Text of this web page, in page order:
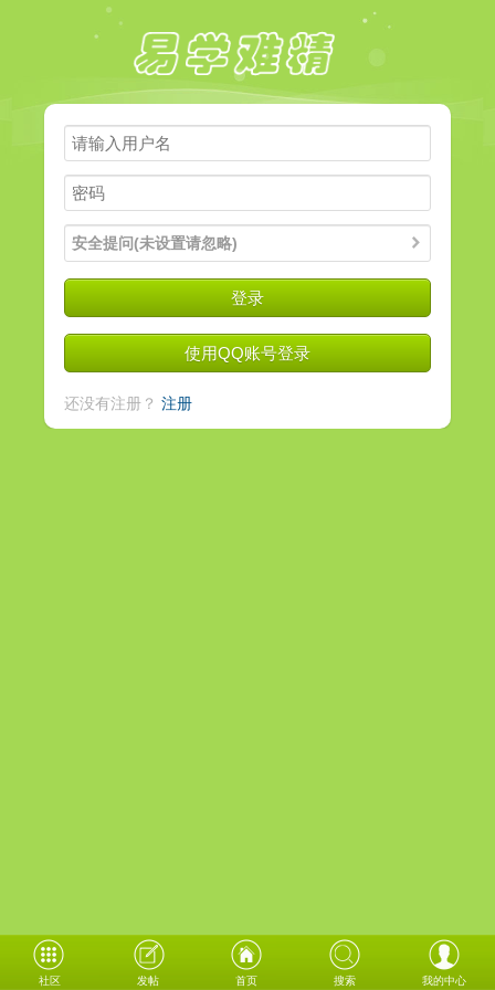
安全提问(未设置请忽略)
登录
使用QQ账号登录
还没有注册？ 注册
社区 发帖 首页 搜索 我的中心